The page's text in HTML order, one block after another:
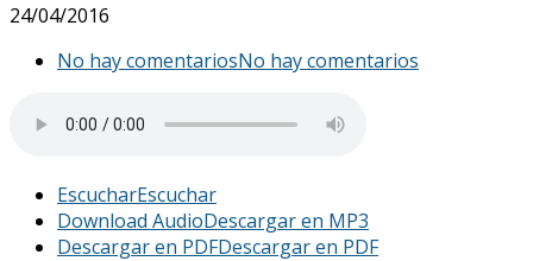
24/04/2016
No hay comentariosNo hay comentarios
EscucharEscuchar
Download AudioDescargar en MP3
Descargar en PDFDescargar en PDF